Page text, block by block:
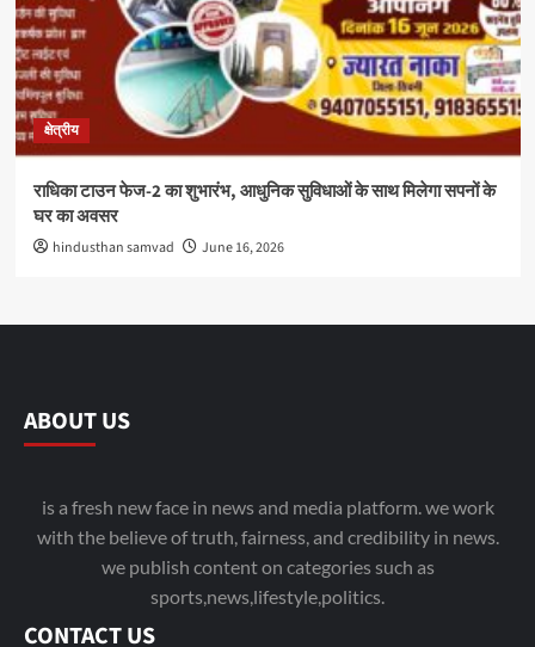
क्षेत्रीय
राधिका टाउन फेज-2 का शुभारंभ, आधुनिक सुविधाओं के साथ मिलेगा सपनों के
घर का अवसर
hindusthan samvad June 16, 2026
ABOUT US
is a fresh new face in news and media platform. we work
with the believe of truth, fairness, and credibility in news.
we publish content on categories such as
sports,news,lifestyle,politics.
CONTACT US